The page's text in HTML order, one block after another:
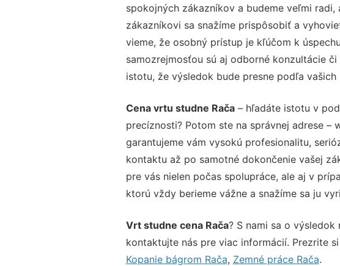
spokojných zákazníkov a budeme veľmi radi,
zákazníkovi sa snažíme prispôsobiť a
vieme, že osobný prístup je kľúčom k
samozrejmosťou sú aj odborné konzultácie
istotu, že výsledok bude presne podľa vašich
Cena vrtu studne Rača– hľadáte istotu v
precíznosti? Potom ste na správnej adrese –
garantujeme vám vysokú profesionalitu,
kontaktu až po samotné dokončenie vašej
pre vás nielen počas spolupráce, ale aj v
ktorú vždy berieme vážne a snažíme sa ju
Vrt studne cena Rača? S nami sa o výsledok
kontaktujte nás pre viac informácií. Prezrite
Kopanie bágrom Rača, Zemné práce Rača.